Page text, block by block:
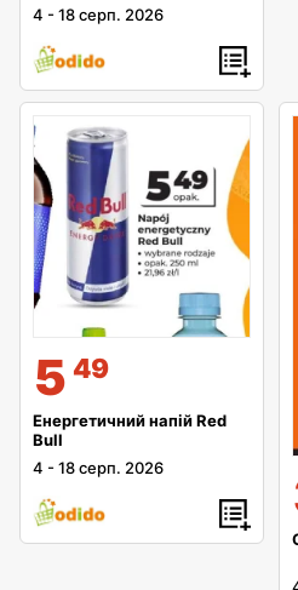
4 -18 серп. 2026
5 49
Енергетичний напій Red
Bull
4 -18 серп. 2026